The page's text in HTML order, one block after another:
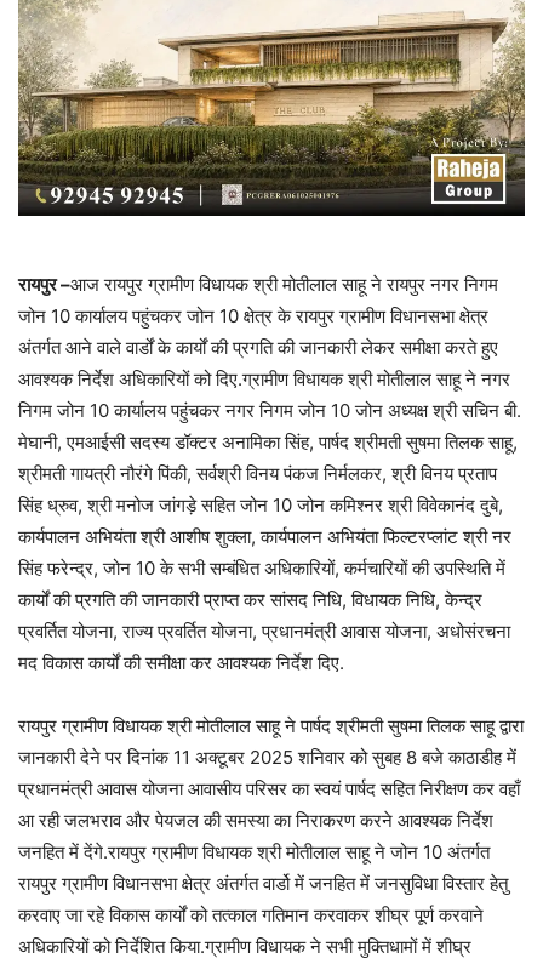
रायपुर –आज रायपुर ग्रामीण विधायक श्री मोतीलाल साहू ने रायपुर नगर निगम
जोन 10 कार्यालय पहुंचकर जोन 10 क्षेत्र के रायपुर ग्रामीण विधानसभा क्षेत्र
अंतर्गत आने वाले वार्डों के कार्यों की प्रगति की जानकारी लेकर समीक्षा करते हुए
आवश्यक निर्देश अधिकारियों को दिए.ग्रामीण विधायक श्री मोतीलाल साहू ने नगर
निगम जोन 10 कार्यालय पहुंचकर नगर निगम जोन 10 जोन अध्यक्ष श्री सचिन बी.
मेघानी, एमआईसी सदस्य डॉक्टर अनामिका सिंह, पार्षद श्रीमती सुषमा तिलक साहू,
श्रीमती गायत्री नौरंगे पिंकी, सर्वश्री विनय पंकज निर्मलकर, श्री विनय प्रताप
सिंह ध्रुव, श्री मनोज जांगड़े सहित जोन 10 जोन कमिश्नर श्री विवेकानंद दुबे,
कार्यपालन अभियंता श्री आशीष शुक्ला, कार्यपालन अभियंता फिल्टरप्लांट श्री नर
सिंह फरेन्द्र, जोन 10 के सभी सम्बंधित अधिकारियों, कर्मचारियों की उपस्थिति में
कार्यों की प्रगति की जानकारी प्राप्त कर सांसद निधि, विधायक निधि, केन्द्र
प्रवर्तित योजना, राज्य प्रवर्तित योजना, प्रधानमंत्री आवास योजना, अधोसंरचना
मद विकास कार्यों की समीक्षा कर आवश्यक निर्देश दिए.
रायपुर ग्रामीण विधायक श्री मोतीलाल साहू ने पार्षद श्रीमती सुषमा तिलक साहू द्वारा
जानकारी देने पर दिनांक 11 अक्टूबर 2025 शनिवार को सुबह 8 बजे काठाडीह में
प्रधानमंत्री आवास योजना आवासीय परिसर का स्वयं पार्षद सहित निरीक्षण कर वहाँ
आ रही जलभराव और पेयजल की समस्या का निराकरण करने आवश्यक निर्देश
जनहित में देंगे.रायपुर ग्रामीण विधायक श्री मोतीलाल साहू ने जोन 10 अंतर्गत
रायपुर ग्रामीण विधानसभा क्षेत्र अंतर्गत वार्डो में जनहित में जनसुविधा विस्तार हेतु
करवाए जा रहे विकास कार्यों को तत्काल गतिमान करवाकर शीघ्र पूर्ण करवाने
अधिकारियों को निर्देशित किया.ग्रामीण विधायक ने सभी मुक्तिधामों में शीघ्र